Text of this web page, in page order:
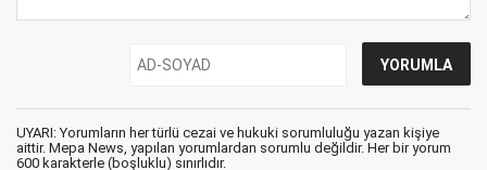
UYARI: Yorumların her türlü cezai ve hukuki sorumluluğu yazan kişiye
aittir. Mepa News, yapılan yorumlardan sorumlu değildir. Her bir yorum
600 karakterle (boşluklu) sınırlıdır.